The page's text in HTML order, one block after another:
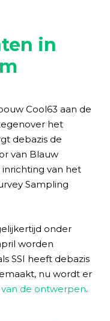
in
Cool63 aan de
het
debazis de
van Blauw
van het
Sampling
onder
worden
SSI heeft debazis
nu wordt er
de ontwerpen.